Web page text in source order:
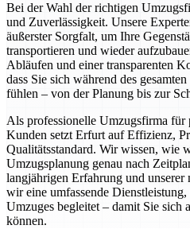
Bei der Wahl der richtigen
und Zuverlässigkeit. Unsere
äußerster Sorgfalt, um Ihre
transportieren und wieder
Abläufen und einer transparenten
dass Sie sich während des
fühlen – von der Planung bis zur
Als professionelle Umzugsfirma für
Kunden setzt Erfurt auf Effizienz,
Qualitätsstandard. Wir wissen, wie
Umzugsplanung genau nach
langjährigen Erfahrung und unserer
wir eine umfassende
Umzuges begleitet – damit Sie sich
können.